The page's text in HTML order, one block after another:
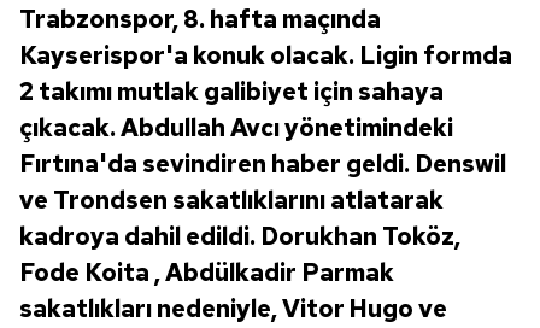
Trabzonspor, 8. hafta maçında
Kayserispor'a konuk olacak. Ligin formda
2 takımı mutlak galibiyet için sahaya
çıkacak. Abdullah Avcı yönetimindeki
Fırtına'da sevindiren haber geldi. Denswil
ve Trondsen sakatlıklarını atlatarak
kadroya dahil edildi. Dorukhan Toköz,
Fode Koita , Abdülkadir Parmak
sakatlıkları nedeniyle, Vitor Hugo ve